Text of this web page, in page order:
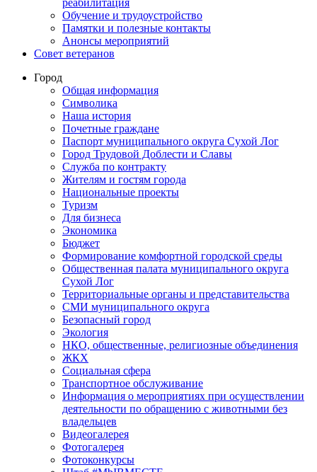
Обучение и трудоустройство
Памятки и полезные контакты
Анонсы мероприятий
Совет ветеранов
Город
Общая информация
Символика
Наша история
Почетные граждане
Паспорт муниципального округа Сухой Лог
Город Трудовой Доблести и Славы
Служба по контракту
Жителям и гостям города
Национальные проекты
Туризм
Для бизнеса
Экономика
Бюджет
Формирование комфортной городской среды
Общественная палата муниципального округа
Сухой Лог
Территориальные органы и представительства
СМИ муниципального округа
Безопасный город
Экология
НКО, общественные, религиозные объединения
ЖКХ
Социальная сфера
Транспортное обслуживание
Информация о мероприятиях при осуществлении
деятельности по обращению с животными без
владельцев
Видеогалерея
Фотогалерея
Фотоконкурсы